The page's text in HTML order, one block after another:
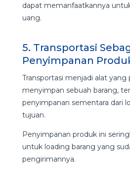
dapat memanfaatkannya
uang.
5. Transportasi
Penyimpanan
Transportasi menjadi alat
menyimpan sebuah barang,
penyimpanan sementara dari
tujuan.
Penyimpanan produk ini
untuk loading barang yang
pengirimannya.